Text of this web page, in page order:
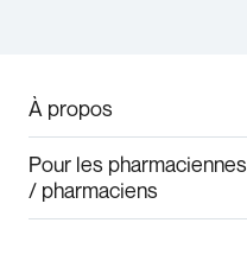
À propos
Pour les pharmaciennes
/ pharmaciens